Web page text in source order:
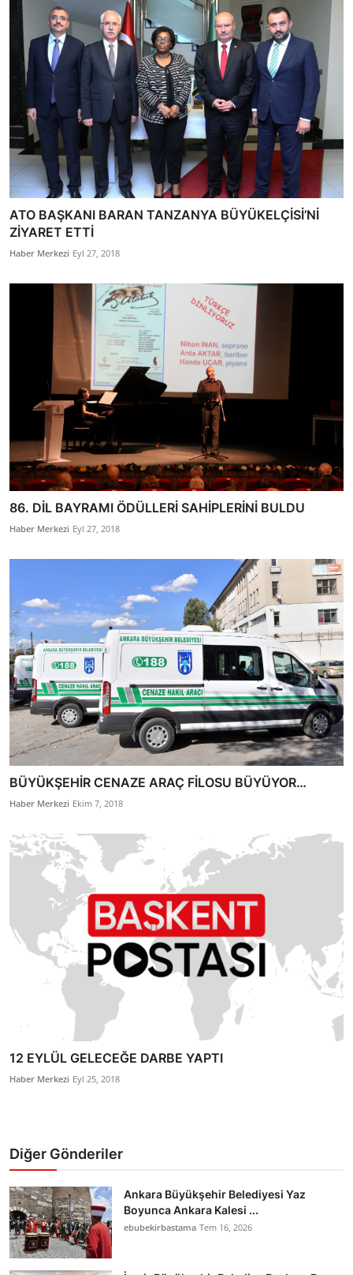
ATO BAŞKANI BARAN TANZANYA BÜYÜKELÇİSİ’Nİ
ZİYARET ETTİ
Haber Merkezi Eyl 27, 2018
86. DİL BAYRAMI ÖDÜLLERİ SAHİPLERİNİ BULDU
Haber Merkezi Eyl 27, 2018
BÜYÜKŞEHİR CENAZE ARAÇ FİLOSU BÜYÜYOR…
Haber Merkezi Ekim 7, 2018
12 EYLÜL GELECEĞE DARBE YAPTI
Haber Merkezi Eyl 25, 2018
Diğer Gönderiler
Ankara Büyükşehir Belediyesi Yaz
Boyunca Ankara Kalesi ...
ebubekirbastama Tem 16, 2026